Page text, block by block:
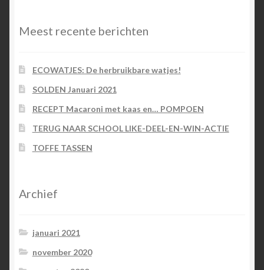
Meest recente berichten
ECOWATJES: De herbruikbare watjes!
SOLDEN Januari 2021
RECEPT Macaroni met kaas en… POMPOEN
TERUG NAAR SCHOOL LIKE-DEEL-EN-WIN-ACTIE
TOFFE TASSEN
Archief
januari 2021
november 2020